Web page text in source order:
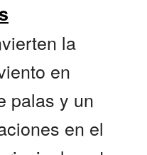
la
en
palas y un
en el